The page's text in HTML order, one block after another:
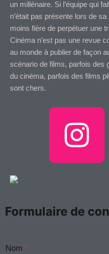
un millénaire. Si l’équipe qui
n’était pas présente lors de
moins fière de perpétuer une
Cinéma n’est pas une revue
au monde à publier de façon
scénario de films, parfois des
du cinéma, parfois des films
sont chers.
I
n
t
Formulaire de
e
Nom *